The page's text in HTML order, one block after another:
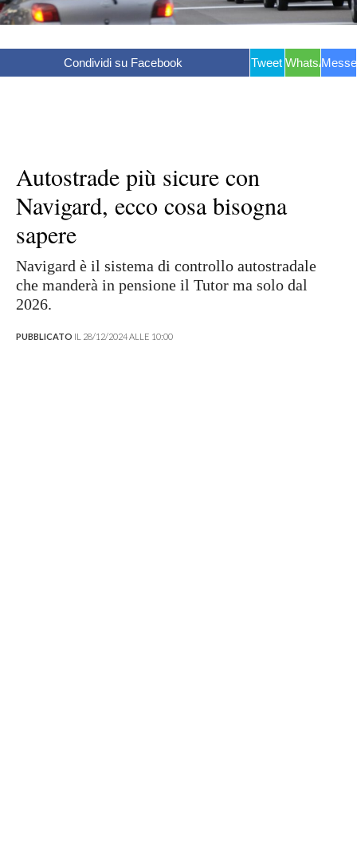
Condividi su Facebook Tweet WhatsApp
Autostrade più sicure con
Navigard, ecco cosa bisogna
sapere
Navigard è il sistema di controllo autostradale
che manderà in pensione il Tutor ma solo dal
2026.
PUBBLICATO IL 28/12/2024 ALLE 10:00